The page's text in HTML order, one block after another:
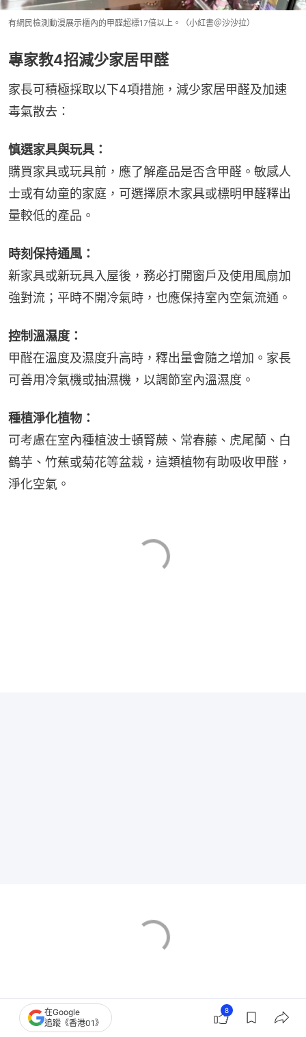
有網民檢測動漫展示櫃內的甲醛超標17倍以上。（小紅書＠沙沙拉）
專家教4招減少家居甲醛
家長可積極採取以下4項措施，減少家居甲醛及加速
毒氣散去：
慎選家具與玩具：
購買家具或玩具前，應了解產品是否含甲醛。敏感人
士或有幼童的家庭，可選擇原木家具或標明甲醛釋出
量較低的產品。
時刻保持通風：
新家具或新玩具入屋後，務必打開窗戶及使用風扇加
強對流；平時不開冷氣時，也應保持室內空氣流通。
控制溫濕度：
甲醛在溫度及濕度升高時，釋出量會隨之增加。家長
可善用冷氣機或抽濕機，以調節室內溫濕度。
種植淨化植物：
可考慮在室內種植波士頓腎蕨、常春藤、虎尾蘭、白
鶴芋、竹蕉或菊花等盆栽，這類植物有助吸收甲醛，
淨化空氣。
在Google
追蹤《香港01》
8